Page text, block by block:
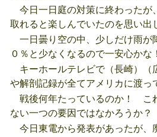
今日一日庭の対策に終わったが
取れると楽しんでいたのを思い出
一日曇り空の中、少しだけ雨が
０％と少なくなるので一安心かな
キーホールテレビで（長崎）（
や解剖記録が全てアメリカに渡
戦後何年たっているのか！ こ
ない一つの要因ではなかろうか？
今日東電から発表があったが、